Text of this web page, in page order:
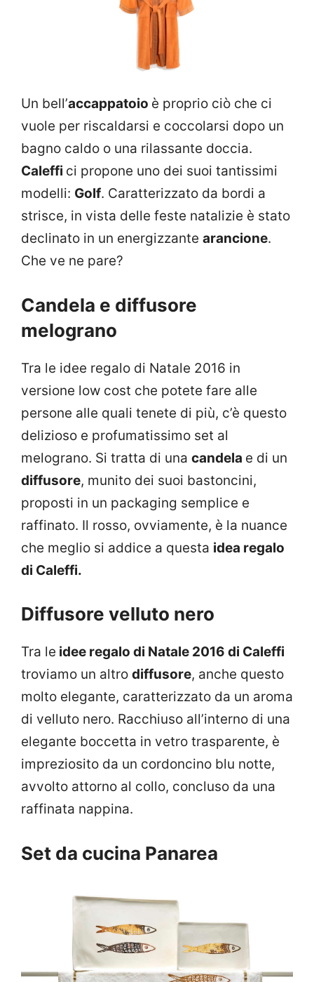
Un bell’accappatoio è proprio ciò che ci
vuole per riscaldarsi e coccolarsi dopo un
bagno caldo o una rilassante doccia.
Caleffi ci propone uno dei suoi tantissimi
modelli: Golf. Caratterizzato da bordi a
strisce, in vista delle feste natalizie è stato
declinato in un energizzante arancione.
Che ve ne pare?
Candela e diffusore
melograno
Tra le idee regalo di Natale 2016 in
versione low cost che potete fare alle
persone alle quali tenete di più, c’è questo
delizioso e profumatissimo set al
melograno. Si tratta di una candela e di un
diffusore, munito dei suoi bastoncini,
proposti in un packaging semplice e
raffinato. Il rosso, ovviamente, è la nuance
che meglio si addice a questa idea regalo
di Caleffi.
Diffusore velluto nero
Tra le idee regalo di Natale 2016 di Caleffi
troviamo un altro diffusore, anche questo
molto elegante, caratterizzato da un aroma
di velluto nero. Racchiuso all’interno di una
elegante boccetta in vetro trasparente, è
impreziosito da un cordoncino blu notte,
avvolto attorno al collo, concluso da una
raffinata nappina.
Set da cucina Panarea